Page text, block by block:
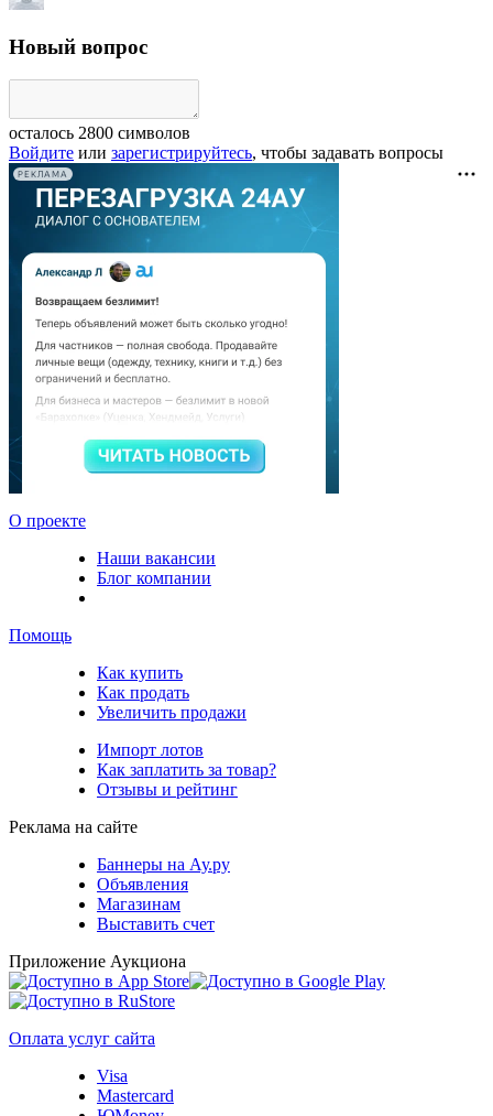
Новый вопрос
осталось 2800 символов
Войдите или зарегистрируйтесь, чтобы задавать вопросы
РЕКЛАМА
О проекте
Наши вакансии
Блог компании
Помощь
Как купить
Как продать
Увеличить продажи
Импорт лотов
Как заплатить за товар?
Отзывы и рейтинг
Реклама на сайте
Баннеры на Ау.ру
Объявления
Магазинам
Выставить счет
Приложение Аукциона
Оплата услуг сайта
Visa
Mastercard